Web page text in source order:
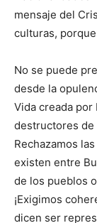
mensaje del
culturas,
No se puede
desde la
Vida creada por
destructores de
Rechazamos
existen entre
de los pueblos
¡Exigimos
dicen ser